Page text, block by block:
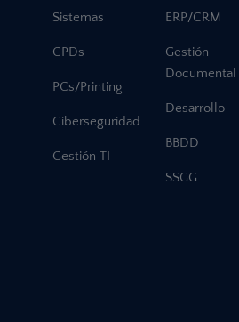
Sistemas
CPDs
PCs/Printing
Ciberseguridad
Gestión TI
ERP/CRM
Gestión
Documental
Desarrollo
BBDD
SSGG